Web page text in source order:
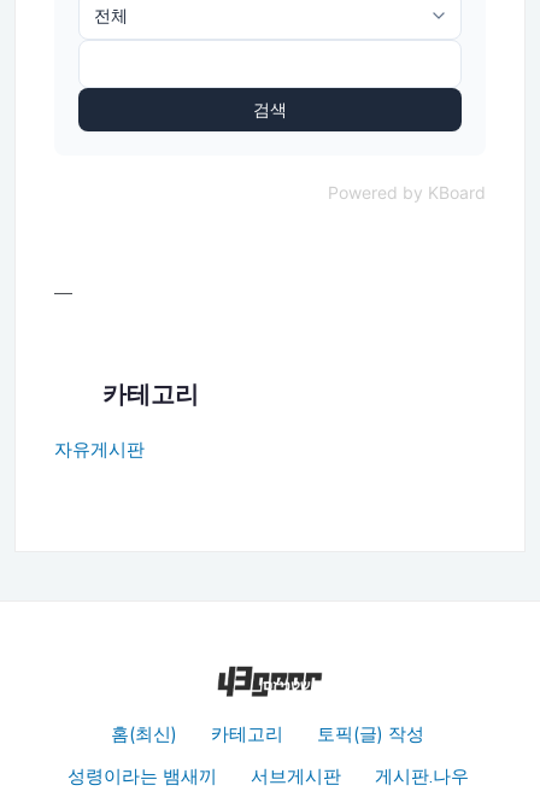
검색
Powered by KBoard
—
카테고리
자유게시판
홈(최신) 카테고리
토픽(글) 작성
성령이라는 뱀새끼
서브게시판 게시판.나우